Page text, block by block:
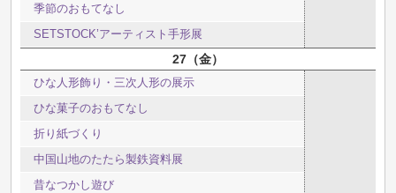
季節のおもてなし
SETSTOCK’アーティスト手形展
27 金
ひな人形飾り・三次人形の展示
ひな菓子のおもてなし
折り紙づくり
中国山地のたたら製鉄資料展
昔なつかし遊び